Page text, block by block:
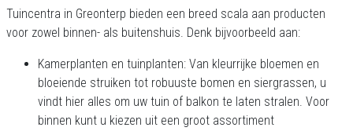
Tuincentra in Greonterp bieden een breed scala aan producten
voor zowel binnen- als buitenshuis. Denk bijvoorbeeld aan:
Kamerplanten en tuinplanten: Van kleurrijke bloemen en
bloeiende struiken tot robuuste bomen en siergrassen, u
vindt hier alles om uw tuin of balkon te laten stralen. Voor
binnen kunt u kiezen uit een groot assortiment